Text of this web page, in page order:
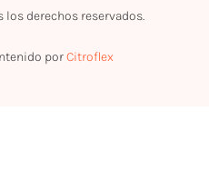
los derechos reservados.
porCitroflex